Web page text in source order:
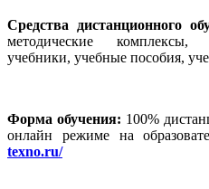
Средства дистанционного
методические
учебники, учебные пособия,
Форма обучения: 100%
онлайн режиме на
texno.ru/